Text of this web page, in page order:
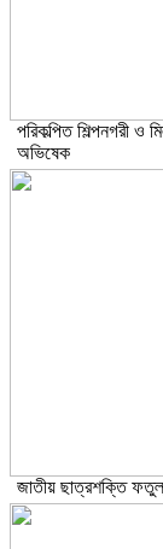
পরিকল্পিত শিল্পনগরী ও
অভিষেক
জাতীয় ছাত্রশক্তি